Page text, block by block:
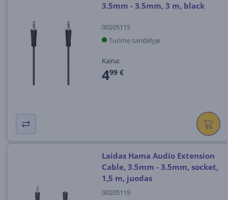
3.5mm - 3.5mm, 3 m, black
00205115
Turime sandėlyje
Kaina:
499 €
Laidas Hama Audio Extension
Cable, 3.5mm - 3.5mm, socket,
1,5 m, juodas
00205119